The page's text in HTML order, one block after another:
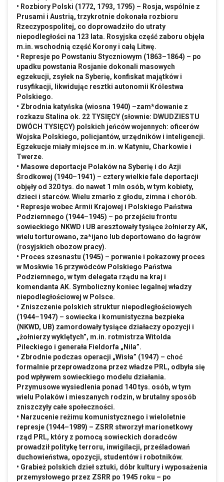
• Rozbiory Polski (1772, 1793, 1795) – Rosja, wspólnie z
Prusami i Austrią, trzykrotnie dokonała rozbioru
Rzeczypospolitej, co doprowadziło do utraty
niepodległości na 123 lata. Rosyjska część zaboru objęła
m.in. wschodnią część Korony i całą Litwę.
• Represje po Powstaniu Styczniowym (1863–1864) – po
upadku powstania Rosjanie dokonali masowych
egzekucji, zsyłek na Syberię, konfiskat majątków i
rusyfikacji, likwidując resztki autonomii Królestwa
Polskiego.
• Zbrodnia katyńska (wiosna 1940) –zam*dowanie z
rozkazu Stalina ok. 22 TYSIĘCY (słownie: DWUDZIESTU
DWÓCH TYSIĘCY) polskich jeńców wojennych: oficerów
Wojska Polskiego, policjantów, urzędników i inteligencji.
Egzekucje miały miejsce m.in. w Katyniu, Charkowie i
Twerze.
• Masowe deportacje Polaków na Syberię i do Azji
Środkowej (1940–1941) – cztery wielkie fale deportacji
objęły od 320 tys. do nawet 1 mln osób, w tym kobiety,
dzieci i starców. Wielu zmarło z głodu, zimna i chorób.
• Represje wobec Armii Krajowej i Polskiego Państwa
Podziemnego (1944–1945) – po przejściu frontu
sowieckiego NKWD i UB aresztowały tysiące żołnierzy AK,
wielu torturowano, za*ijano lub deportowano do łagrów
(rosyjskich obozow pracy).
• Proces szesnastu (1945) – porwanie i pokazowy proces
w Moskwie 16 przywódców Polskiego Państwa
Podziemnego, w tym delegata rządu na kraj i
komendanta AK. Symboliczny koniec legalnej władzy
niepodległościowej w Polsce.
• Zniszczenie polskich struktur niepodległościowych
(1944–1947) – sowiecka i komunistyczna bezpieka
(NKWD, UB) zamordowały tysiące działaczy opozycji i
„żołnierzy wyklętych”, m.in. rotmistrza Witolda
Pileckiego i generała Fieldorfa „Nila”.
• Zbrodnie podczas operacji „Wisła” (1947) – choć
formalnie przeprowadzona przez władze PRL, odbyła się
pod wpływem sowieckiego modelu działania.
Przymusowe wysiedlenia ponad 140 tys. osób, w tym
wielu Polaków i mieszanych rodzin, w brutalny sposób
zniszczyły całe społeczności.
• Narzucenie reżimu komunistycznego i wieloletnie
represje (1944–1989) – ZSRR stworzył marionetkowy
rząd PRL, który z pomocą sowieckich doradców
prowadził politykę terroru, inwigilacji, prześladowań
duchowieństwa, opozycji, studentów i robotników.
• Grabież polskich dzieł sztuki, dóbr kultury i wyposażenia
przemysłowego przez ZSRR po 1945 roku – po